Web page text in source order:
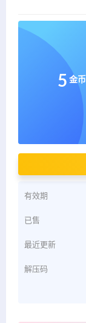
5 金币
有效期
已售
最近更新
解压码